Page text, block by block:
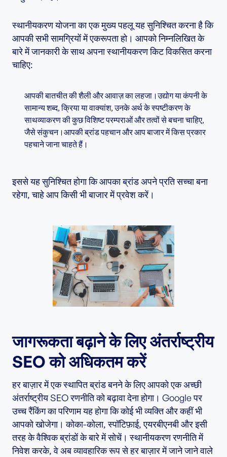
स्थानीयकरण योजना का एक मुख्य पहलू यह सुनिश्चित करना है कि
आपकी सभी सामग्रियों में एकरूपता हो। आपको निम्नलिखित के
बारे में जानकारी के साथ अपना स्थानीयकरण किट विकसित करना
चाहिए:
आपकी बातचीत की शैली और आवाज़ का लहजा।उद्योग या कंपनी के
सामान्य शब्द, क्रिया या वाक्यांश, उनके अर्थ के स्पष्टीकरण के
साथव्याकरण की कुछ विशिष्ट परम्पराओं और तत्वों से बचना चाहिए,
जैसे संकुचन।आपकी ब्रांड पहचान और आप बाजार में किस प्रकार
पहचाने जाना चाहते हैं।
इससे यह सुनिश्चित होगा कि आपका ब्रांड अपने प्रति सच्चा बना
रहेगा, चाहे आप किसी भी बाजार में प्रवेश करें।
जागरूकता बढ़ाने के लिए अंतर्राष्ट्रीय
SEO को अधिकतम करें
हर बाज़ार में एक स्थापित ब्रांड बनने के लिए आपको एक अच्छी
अंतर्राष्ट्रीय SEO रणनीति को बढ़ावा देना होगा। Google पर
उच्च रैंकिंग का परिणाम यह होगा कि कोई भी व्यक्ति और कहीं भी
आपको खोजेगा। कोका-कोला, स्पॉटिफ़ाई, एयरबीएनबी और इसी
तरह के वैश्विक ब्रांडों के बारे में सोचें। स्थानीयकरण रणनीति में
निवेश करके, वे अब व्यावहारिक रूप से हर बाज़ार में जाने जाने वाले